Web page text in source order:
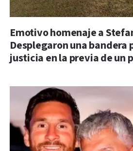
Emotivo homenaje a
Desplegaron una bandera
justicia en la previa de un